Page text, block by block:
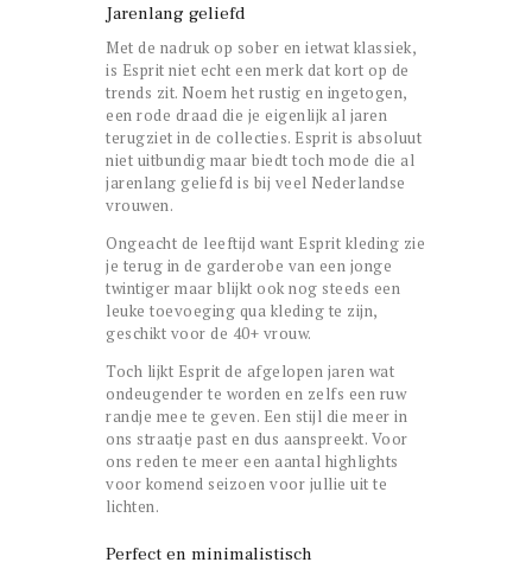
Jarenlang geliefd
Met de nadruk op sober en ietwat klassiek,
is Esprit niet echt een merk dat kort op de
trends zit. Noem het rustig en ingetogen,
een rode draad die je eigenlijk al jaren
terugziet in de collecties. Esprit is absoluut
niet uitbundig maar biedt toch mode die al
jarenlang geliefd is bij veel Nederlandse
vrouwen.
Ongeacht de leeftijd want Esprit kleding zie
je terug in de garderobe van een jonge
twintiger maar blijkt ook nog steeds een
leuke toevoeging qua kleding te zijn,
geschikt voor de 40+ vrouw.
Toch lijkt Esprit de afgelopen jaren wat
ondeugender te worden en zelfs een ruw
randje mee te geven. Een stijl die meer in
ons straatje past en dus aanspreekt. Voor
ons reden te meer een aantal highlights
voor komend seizoen voor jullie uit te
lichten.
Perfect en minimalistisch